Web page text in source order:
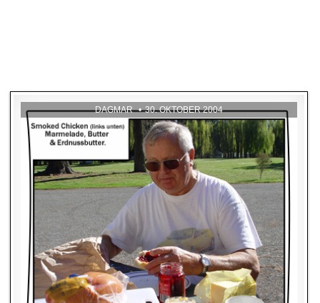
DAGMAR 30. OKTOBER 2004